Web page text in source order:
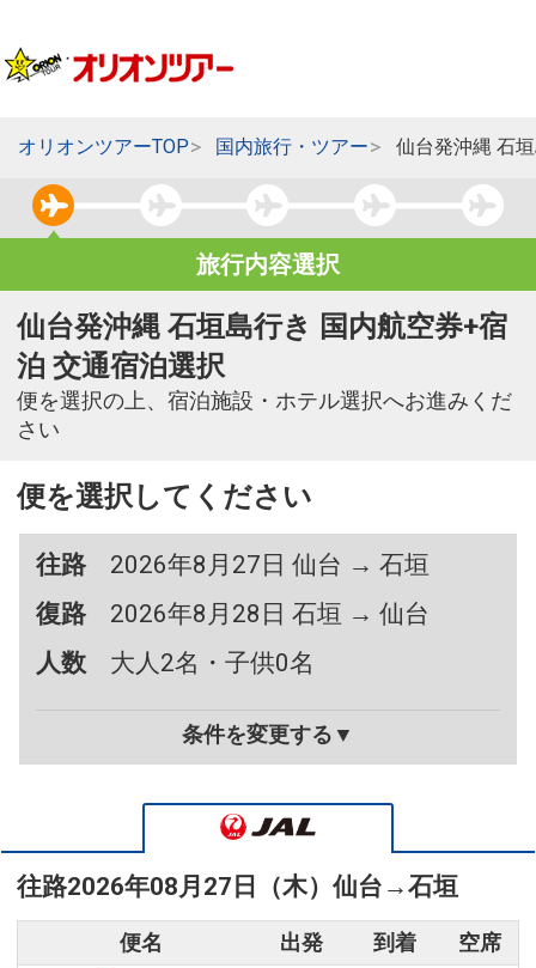
オリオンツアーTOP 国内旅行・ツアー 仙台発沖縄 石
旅行内容選択
仙台発沖縄 石垣島行き 国内航空券+宿
泊 交通宿泊選択
便を選択の上、宿泊施設・ホテル選択へお進みくだ
さい
便を選択してください
往路
2026年8月27日 仙台 → 石垣
復路
2026年8月28日 石垣 → 仙台
人数
大人2名・子供0名
条件を変更する▼
往路2026年08月27日（木） 仙台 →石垣
便名 出発 到着 空席